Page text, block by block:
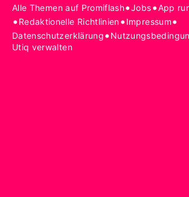
Alle Themen auf Promiflash•Jobs•App
•Redaktionelle Richtlinien•Impressum•
Datenschutzerklärung•
Utiq verwalten